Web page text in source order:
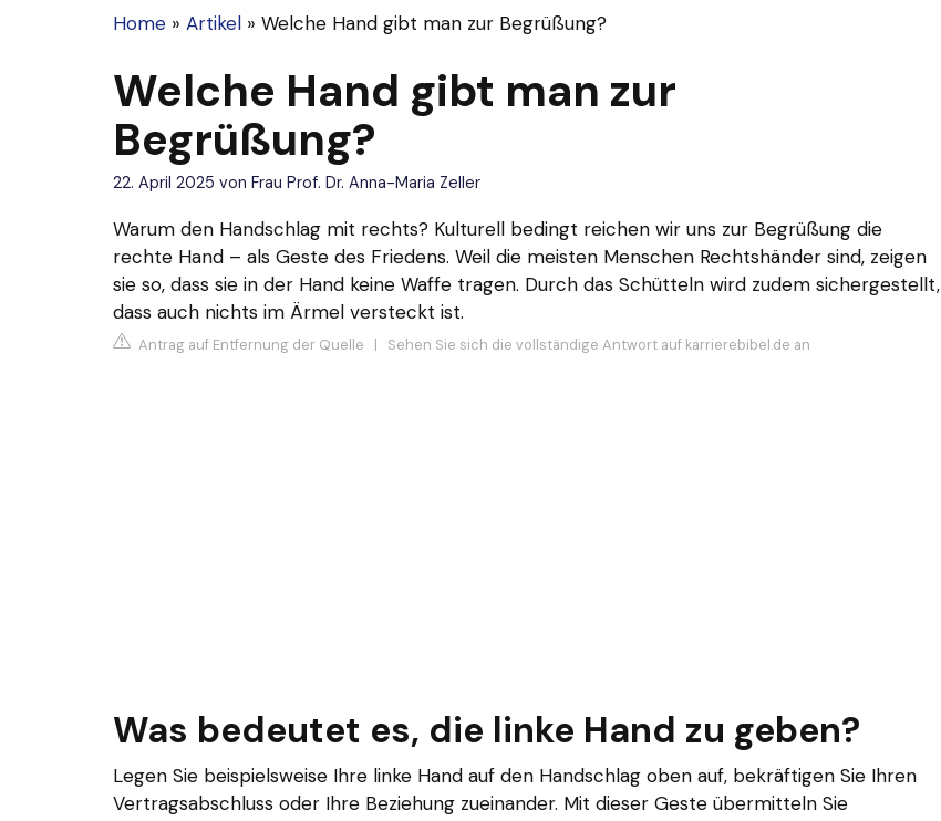
Home » Artikel » Welche Hand gibt man zur Begrüßung?
Welche Hand gibt man zur
Begrüßung?
22. April 2025 von Frau Prof. Dr. Anna-Maria Zeller
Warum den Handschlag mit rechts? Kulturell bedingt reichen wir uns zur Begrüßung die
rechte Hand – als Geste des Friedens. Weil die meisten Menschen Rechtshänder sind, zeigen
sie so, dass sie in der Hand keine Waffe tragen. Durch das Schütteln wird zudem sichergestellt,
dass auch nichts im Ärmel versteckt ist.
Antrag auf Entfernung der Quelle | Sehen Sie sich die vollständige Antwort auf karrierebibel.de an
Was bedeutet es, die linke Hand zu geben?
Legen Sie beispielsweise Ihre linke Hand auf den Handschlag oben auf, bekräftigen Sie Ihren
Vertragsabschluss oder Ihre Beziehung zueinander. Mit dieser Geste übermitteln Sie